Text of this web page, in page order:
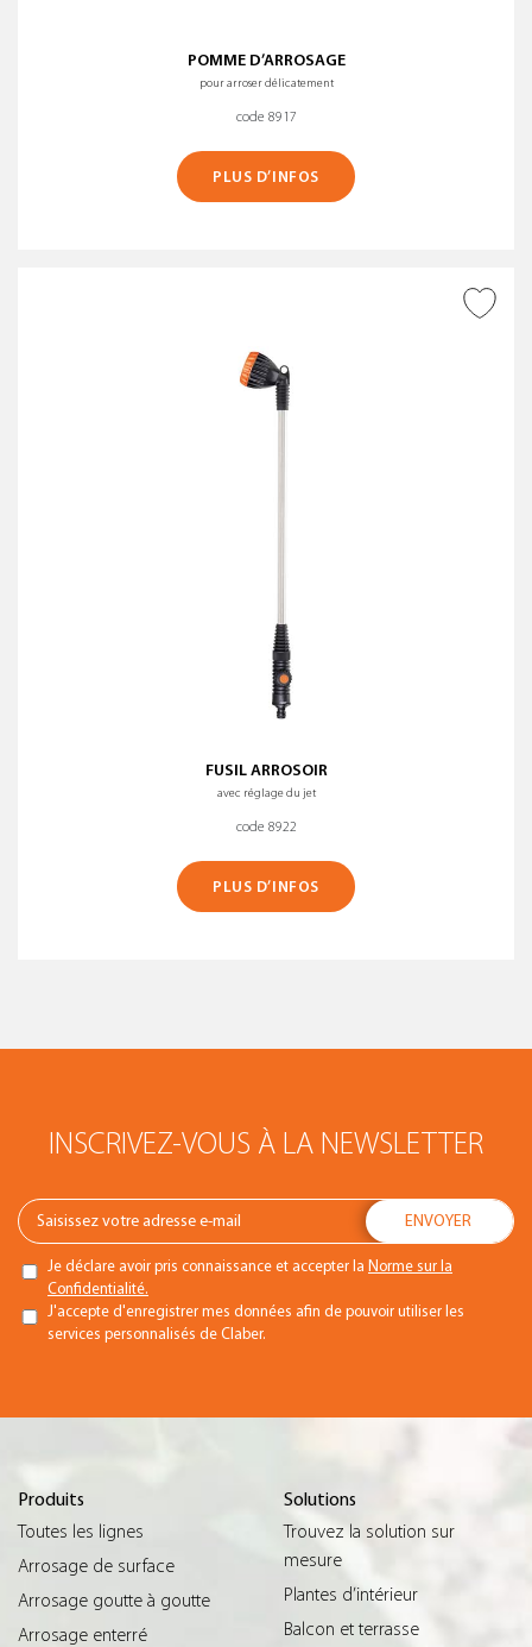
POMME D’ARROSAGE
pour arroser délicatement
code 8917
PLUS D’INFOS
FUSIL ARROSOIR
avec réglage du jet
code 8922
PLUS D’INFOS
INSCRIVEZ-VOUS À LA NEWSLETTER
Je déclare avoir pris connaissance et accepter la Norme sur la
Confidentialité.
J'accepte d'enregistrer mes données afin de pouvoir utiliser les
services personnalisés de Claber.
Produits
Toutes les lignes
Arrosage de surface
Arrosage goutte à goutte
Arrosage enterré
Solutions
Trouvez la solution sur
mesure
Plantes d’intérieur
Balcon et terrasse